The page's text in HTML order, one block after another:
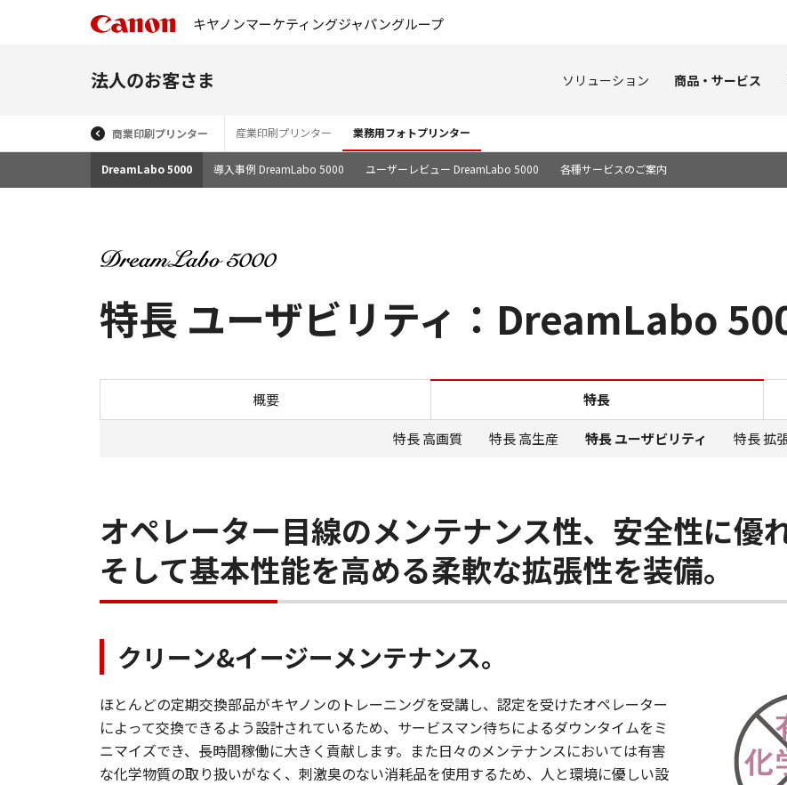
キヤノンマーケティングジャパングループ
法人のお客さま ソリューション 商品・サービス
商業印刷プリンター 産業印刷プリンター 業務用フォトプリンター
DreamLabo 5000 導入事例 DreamLabo 5000 ユーザーレビュー DreamLabo 5000 各種サービスのご案内
特長 ユーザビリティ：DreamLabo
特長 ユーザビリティ：
概要 特長
特長 高画質 特長 高生産 特長 ユーザビリティ 特長 拡
オペレーター目線のメンテナンス性、安全性に優
そして基本性能を高める柔軟な拡張性を装備。
クリーン&イージーメンテナンス。
ほとんどの定期交換部品がキヤノンのトレーニングを受講し、認定を受けたオペレーター
によって交換できるよう設計されているため、サービスマン待ちによるダウンタイムをミ
ニマイズでき、長時間稼働に大きく貢献します。また日々のメンテナンスにおいては有害
な化学物質の取り扱いがなく、刺激臭のない消耗品を使用するため、人と環境に優しい設